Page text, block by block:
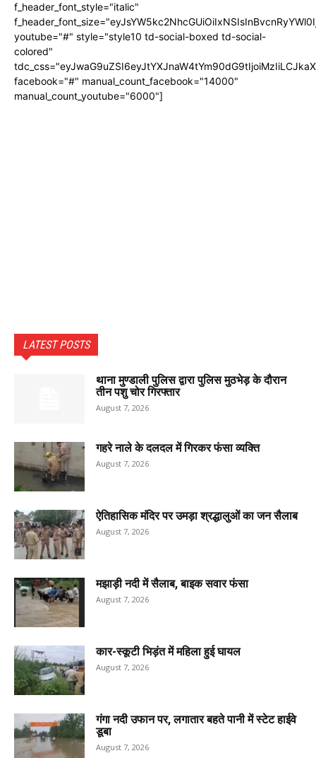
f_header_font_style="italic"
youtube="#" style="style10 td-social-boxed td-social-
colored"
facebook="#" manual_count_facebook="14000"
manual_count_youtube="6000"]
LATEST POSTS
थाना मुण्डाली पुलिस द्वारा पुलिस मुठभेड़ के दौरान
तीन पशु चोर गिरफ्तार
August 7, 2026
गहरे नाले के दलदल में गिरकर फंसा व्यक्ति
August 7, 2026
ऐतिहासिक मंदिर पर उमड़ा श्रद्धालुओं का जन सैलाब
August 7, 2026
मझाड़ी नदी में सैलाब, बाइक सवार फंसा
August 7, 2026
कार-स्कूटी भिड़ंत में महिला हुई घायल
August 7, 2026
गंगा नदी उफान पर, लगातार बहते पानी में स्टेट हाईवे
डूबा
August 7, 2026